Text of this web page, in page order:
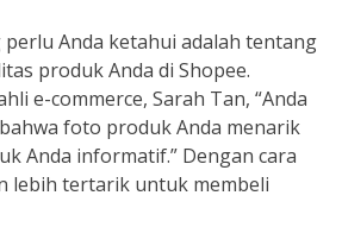
Anda ketahui adalah tentang
produk Anda di Shopee.
e-commerce, Sarah Tan, “Anda
foto produk Anda menarik
Anda informatif.” Dengan cara
lebih tertarik untuk membeli